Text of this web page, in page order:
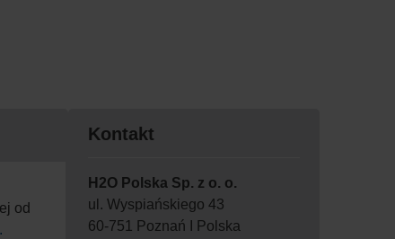
Kontakt
H2O Polska Sp. z o. o.
ul. Wyspiańskiego 43
60-751 Poznań I Polska
od